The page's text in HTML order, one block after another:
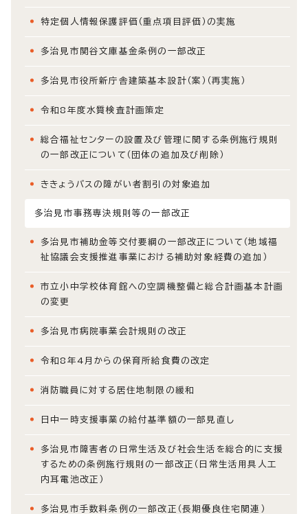
特定個人情報保護評価（重点項目評価）の実施
多治見市関谷文庫基金条例の一部改正
多治見市役所新庁舎建築基本設計（案）（再実施）
令和8年度水質検査計画策定
総合福祉センターの設置及び管理に関する条例施行規則
の一部改正について（団体の追加及び削除）
ききょうバスの障がい者割引の対象追加
多治見市事務専決規則等の一部改正
多治見市補助金等交付要綱の一部改正について（地域福
祉協議会支援推進事業における補助対象経費の追加）
市立小中学校体育館への空調機整備と総合計画基本計画
の変更
多治見市病院事業会計規則の改正
令和8年4月からの保育所給食費の改定
消防職員に対する居住地制限の緩和
日中一時支援事業の給付基準額の一部見直し
多治見市障害者の日常生活及び社会生活を総合的に支援
するための条例施行規則の一部改正（日常生活用具人工
内耳電池改正）
多治見市手数料条例の一部改正（長期優良住宅関連）